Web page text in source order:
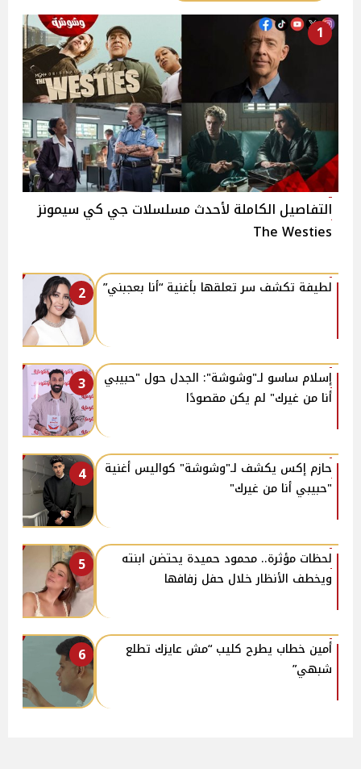
1
التفاصيل الكاملة لأحدث مسلسلات جي كي سيمونز
The Westies
2 لطيفة تكشف سر تعلقها بأغنية “أنا بعجبني”
3
إسلام ساسو لـ"وشوشة": الجدل حول "حبيبي
أنا من غيرك" لم يكن مقصودًا
4
حازم إكس يكشف لـ"وشوشة" كواليس أغنية
"حبيبي أنا من غيرك"
5
لحظات مؤثرة.. محمود حميدة يحتضن ابنته
ويخطف الأنظار خلال حفل زفافها
6
أمين خطاب يطرح كليب “مش عايزك تطلع
شبهي”